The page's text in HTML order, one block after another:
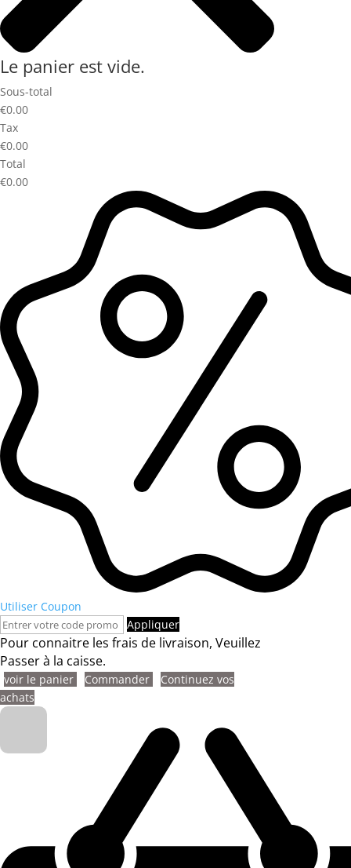
Le panier est vide.
Sous-total
€0.00
Tax
€0.00
Total
€0.00
Utiliser Coupon
Appliquer
Pour connaitre les frais de livraison, Veuillez
Passer à la caisse.
voir le panier Commander
Continuez vos
achats